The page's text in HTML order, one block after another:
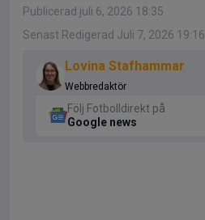
Publicerad juli 6, 2026 18:35
Senast Redigerad Juli 7, 2026 19:16
Lovina Stafhammar
Webbredaktör
Följ Fotbolldirekt på
Google news